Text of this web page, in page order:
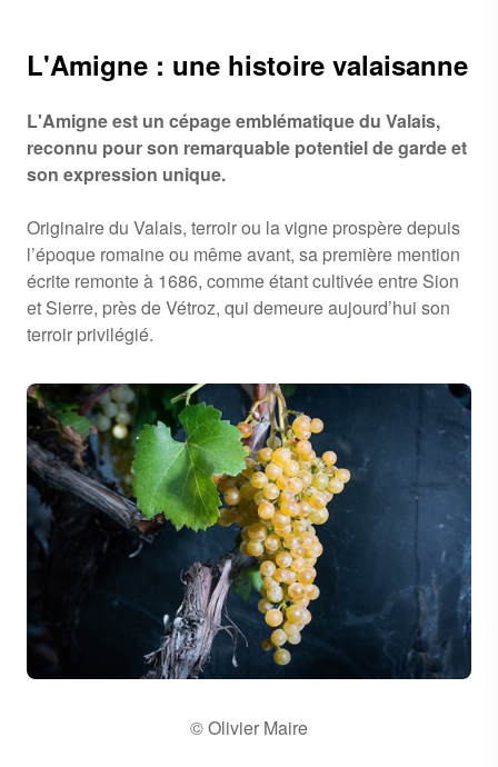
L'Amigne : une histoire valaisanne
L'Amigne est un cépage emblématique du Valais,
reconnu pour son remarquable potentiel de garde et
son expression unique.
Originaire du Valais, terroir ou la vigne prospère depuis
l’époque romaine ou même avant, sa première mention
écrite remonte à 1686, comme étant cultivée entre Sion
et Sierre, près de Vétroz, qui demeure aujourd’hui son
terroir privilégié.
© Olivier Maire